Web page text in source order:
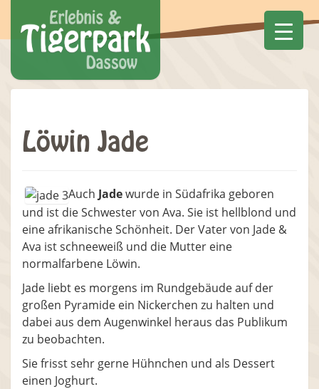
Löwin Jade
Auch Jadewurde in Südafrika geboren
und ist die Schwester von Ava. Sie ist hellblond und
eine afrikanische Schönheit. Der Vater von Jade &
Ava ist schneeweiß und die Mutter eine
normalfarbene Löwin.
Jade liebt es morgens im Rundgebäude auf der
großen Pyramide ein Nickerchen zu halten und
dabei aus dem Augenwinkel heraus das Publikum
zu beobachten.
Sie frisst sehr gerne Hühnchen und als Dessert
einen Joghurt.